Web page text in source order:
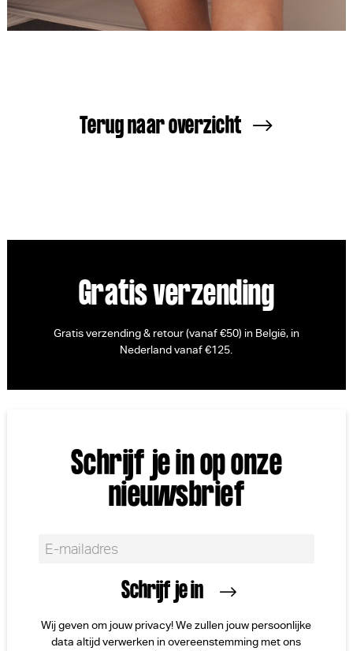
Terug naar overzicht
Gratis verzending
Gratis verzending & retour (vanaf €50) in België, in
Nederland vanaf €125.
Schrijf je in op onze
nieuwsbrief
Wij geven om jouw privacy! We zullen jouw persoonlijke
data altijd verwerken in overeenstemming met ons